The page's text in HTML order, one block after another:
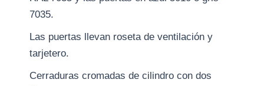
7035.
Las puertas llevan roseta de ventilación y
tarjetero.
Cerraduras cromadas de cilindro con dos